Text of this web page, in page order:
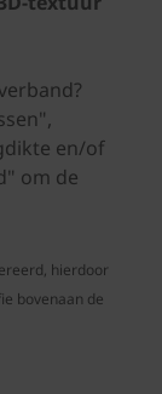
en/of
om de
hierdoor
bovenaan de